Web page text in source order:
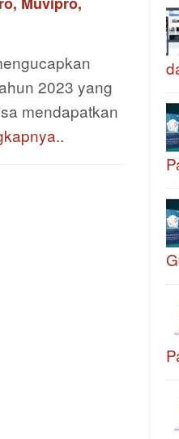
2023 yang
mendapatkan